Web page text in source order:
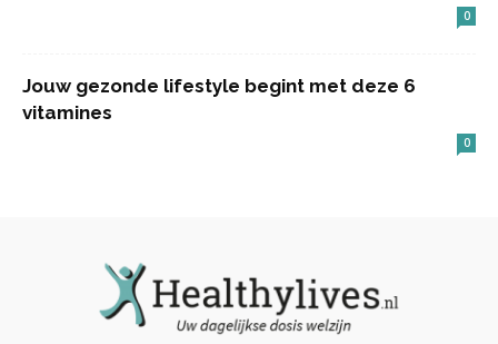
0
Jouw gezonde lifestyle begint met deze 6
vitamines
0